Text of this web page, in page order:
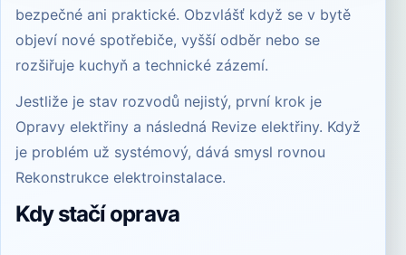
bezpečné ani praktické. Obzvlášť když se v bytě
objeví nové spotřebiče, vyšší odběr nebo se
rozšiřuje kuchyň a technické zázemí.
Jestliže je stav rozvodů nejistý, první krok je
Opravy elektřiny a následná Revize elektřiny. Když
je problém už systémový, dává smysl rovnou
Rekonstrukce elektroinstalace.
Kdy stačí oprava